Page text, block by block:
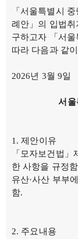
「서울특별시
례안」의 입법
구하고자 「서울
따라 다음과 같
2026년 3월 9일
서울
제안이유
「모자보건법
한 사항을 규정
유산·사산 부부
함.
주요내용